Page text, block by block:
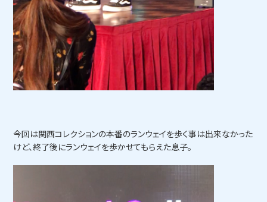
今回は関西コレクションの本番のランウェイを歩く事は出来なかった
けど、終了後にランウェイを歩かせてもらえた息子。